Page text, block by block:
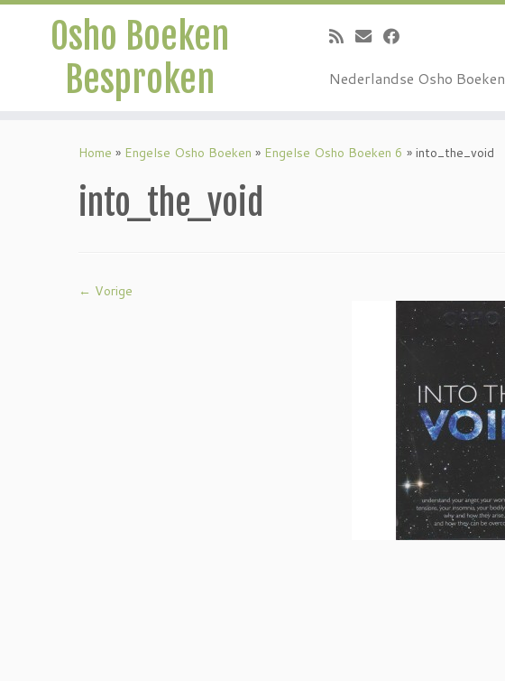
Osho Boeken
Besproken
Nederlandse Osho Boeken
Home » Engelse Osho Boeken » Engelse Osho Boeken 6 » into_the_void
into_the_void
← Vorige